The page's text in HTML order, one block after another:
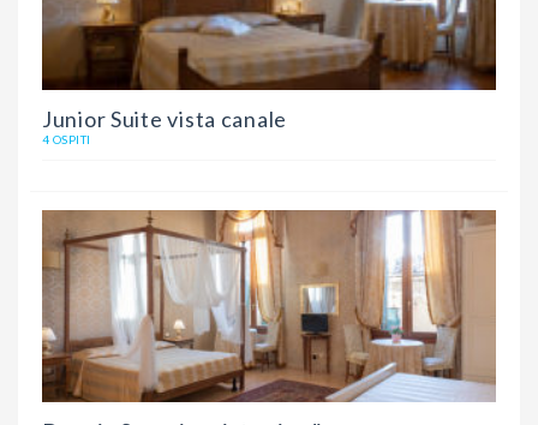
Junior Suite vista canale
4 OSPITI